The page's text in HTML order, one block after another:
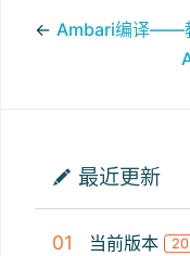
← Ambari编译——
最近更新
01 当前版本